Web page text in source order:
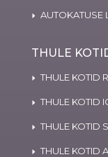
AUTOKATUSE
THULE
THULE KOTID
THULE KOTID
THULE KOTID
THULE KOTID